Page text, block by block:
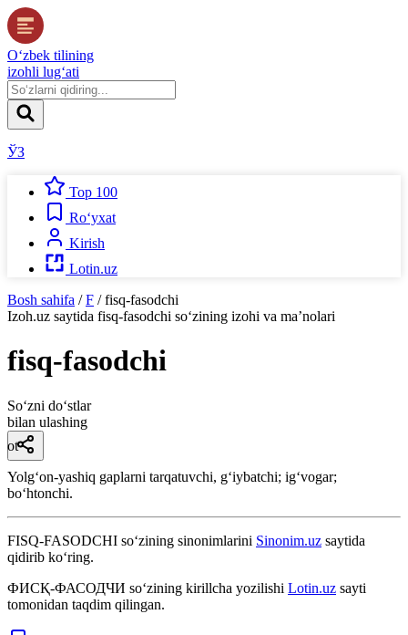
O‘zbek tilining
izohli lug‘ati
ЎЗ
Top 100
Ro‘yxat
Kirish
Lotin.uz
Bosh sahifa / F / fisq-fasodchi
Izoh.uz saytida fisq-fasodchi so‘zining izohi va ma’nolari
fisq-fasodchi
So‘zni do‘stlar
bilan ulashing
ot
Yolgʻon-yashiq gaplarni tarqatuvchi, gʻiybatchi; igʻvogar;
boʻhtonchi.
FISQ-FASODCHI so‘zining sinonimlarini Sinonim.uz saytida
qidirib ko‘ring.
ФИСҚ-ФАСОДЧИ so‘zining kirillcha yozilishi Lotin.uz sayti
tomonidan taqdim qilingan.